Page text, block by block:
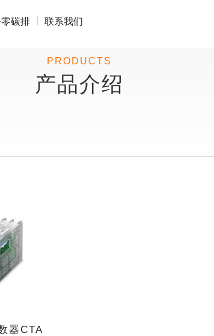
碳排 联系我们
PRODUCTS
产品介绍
器CTA